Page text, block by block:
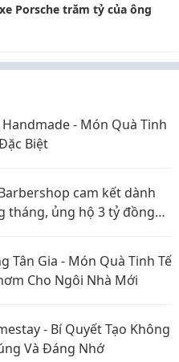
Porsche trăm tỷ của ông
- Món Quà Tinh
Biệt
cam kết dành
tháng, ủng hộ 3 tỷ đồng
Tân Gia - Món Quà Tinh Tế
Cho Ngôi Nhà Mới
- Bí Quyết Tạo Không
Và Đáng Nhớ